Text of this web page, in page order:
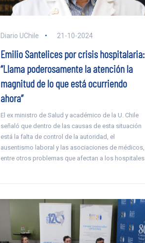
Diario UChile 21-10-2024
Emilio Santelices por crisis hospitalaria:
“Llama poderosamente la atención la
magnitud de lo que está ocurriendo
ahora”
El ex ministro de Salud y académico de la U. Chile
señaló que dentro de las causas de esta situación
está la falta de control de la autoridad, el
ausentismo laboral y las asociaciones de médicos,
entre otros problemas que afectan a los hospitales.